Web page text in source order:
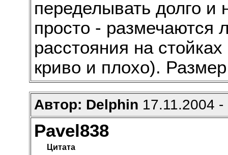
переделывать долго и
просто - размечаются
расстояния на
криво и плохо).
Автор: Delphin 17.11.2004 -
Pavel838
Цитата